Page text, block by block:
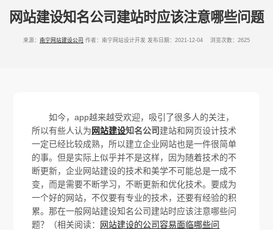
网站建设知名公司建站时应该注意哪些问题
来源： 南宁网站建设公司 作者：南宁网站设计开发 发布日期：2021-12-04 浏览次数：2625
如今，app越来越受欢迎，吸引了很多人的关注，
所以有些人认为网站建设知名公司建站和网页设计技术
一定已经比较成熟，所以建立企业网站也是一件很简单
的事。但是实际上似乎并不是这样，因为随着技术的不
断更新，企业网站建设的技术和美学不可能总是一成不
变，而是需要不断学习，不断更新和优化技术。要成为
一个好的网站，不仅要有专业的技术，还要有经验的积
累。那在一般网站建设知名公司建站时应该注意哪些问
题？（相关阅读： 网站建设的公司容易面临哪些问